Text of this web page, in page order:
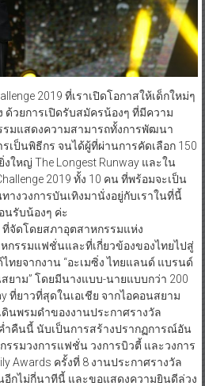
2019 ที่เราเปิดโอกาสให้เด็กใหม่ๆ
ด้วยการเปิดรับสมัครน้องๆ ที่มีความ
รมแสดงความสามารถทั้งการพัฒนา
เป็นพิธีกร จนได้ผู้ที่ผ่านการคัดเลือก 150
ใหญ่ The Longest Runway และใน
2019 ทั้ง 10 คน ที่พร้อมจะเป็น
งวงการบันเทิงมานั่งอยู่กับเราในที่นี้
นรับน้องๆ ค่ะ
ที่จัดโดยสภาอุตสาหกรรมแห่ง
กรรมแฟชั่นและที่เกี่ยวข้องของไทยไปสู่
ทยจากงาน “อะเมซิ่ง ไทยแลนด์ แบรนด์
ยาม” โดยมีนางแบบ-นายแบบกว่า 200
ที่ยาวที่สุดในเอเชีย จากไอคอนสยาม
นพรมดำของงานประกาศรางวัล
ำคืนนี้ นับเป็นการสร้างปรากฏการณ์อัน
รมวงการแฟชั่น วงการบิวตี้ และวงการ
Awards ครั้งที่ 8 งานประกาศรางวัล
อีกไม่กี่นาทีนี้ และขอแสดงความยินดีล่วง